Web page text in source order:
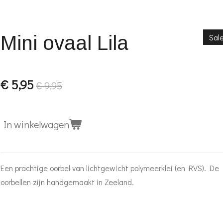
Mini ovaal Lila
€ 5,95€ 9,95
In winkelwagen
Een prachtige oorbel van lichtgewicht polymeerklei (en RVS). De
oorbellen zijn handgemaakt in Zeeland.